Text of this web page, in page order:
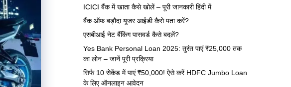
ICICI बैंक में खाता कैसे खोलें – पूरी जानकारी हिंदी में
बैंक ऑफ बड़ौदा यूजर आईडी कैसे पता करें?
एसबीआई नेट बैंकिंग पासवर्ड कैसे बदलें?
Yes Bank Personal Loan 2025: तुरंत पाएं ₹25,000 तक
का लोन – जानें पूरी प्रक्रिया
सिर्फ 10 सेकेंड में पाएं ₹50,000! ऐसे करें HDFC Jumbo Loan
के लिए ऑनलाइन आवेदन